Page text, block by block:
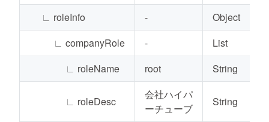
∟ roleInfo -
Object
∟ companyRole -
List
∟ roleName root String
∟ roleDesc
会社ハイパ
ーチューブ
String